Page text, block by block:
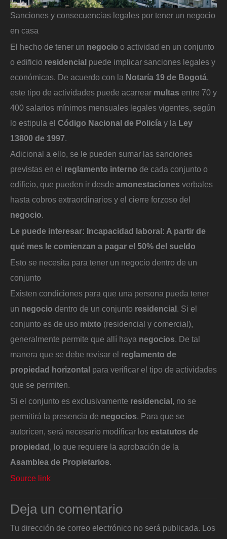
Sanciones y consecuencias legales por tener un negocio
en casa
El hecho de tener un negocio o actividad en un conjunto
o edificio residencial puede implicar sanciones legales y
económicas. De acuerdo con la Notaría 19 de Bogotá,
este tipo de actividades puede acarrear multas entre 70 y
400 salarios mínimos mensuales legales vigentes, según
lo estipula el Código Nacional de Policía y la Ley
13800 de 1997.
Adicional a ello, se le pueden sumar las sanciones
previstas en el reglamento interno de cada conjunto o
edificio, que pueden ir desde amonestaciones verbales
hasta cobros extraordinarios y el cierre forzoso del
negocio.
Le puede interesar: Incapacidad laboral: A partir de
qué mes le comienzan a pagar el 50% del sueldo
Esto se necesita para tener un negocio dentro de un
conjunto
Existen condiciones para que una persona pueda tener
un negocio dentro de un conjunto residencial. Si el
conjunto es de uso mixto (residencial y comercial),
generalmente permite que allí haya negocios. De tal
manera que se debe revisar el reglamento de
propiedad horizontal para verificar el tipo de actividades
que se permiten.
Si el conjunto es exclusivamente residencial, no se
permitirá la presencia de negocios. Para que se
autoricen, será necesario modificar los estatutos de
propiedad, lo que requiere la aprobación de la
Asamblea de Propietarios.
Source link
Deja un comentario
Tu dirección de correo electrónico no será publicada. Los